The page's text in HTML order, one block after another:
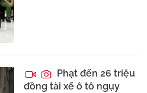
Phạt đến 26 triệu
đồng tài xế ô tô ngụy